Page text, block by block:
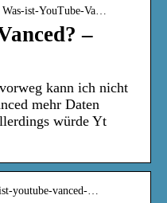
ist-YouTube-Va…
–
kann ich nicht
mehr Daten
würde Yt
youtube-vanced-…